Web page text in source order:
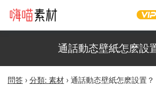
通話動态壁紙怎麽設
問答 › 分類: 素材 › 通話動态壁紙怎麽設置？